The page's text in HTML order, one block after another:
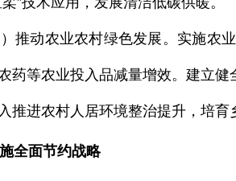
推动农业农村绿色发展。实施农
药等农业投入品减量增效。建立
推进农村人居环境整治提升，培
全面节约战略